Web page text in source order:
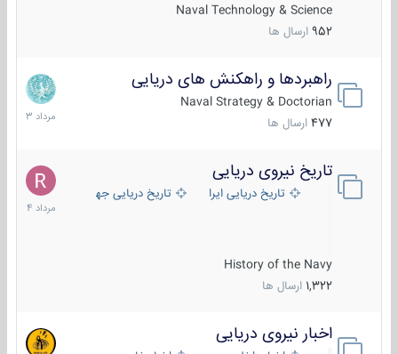
Naval Technology & Science
952 ارسال ها
راهبردها و راهکنش های دریایی
Naval Strategy & Doctorian
477 ارسال ها
2
مرداد
1403
تاریخ نیروی دریایی
تاریخ دریایی ایران تاریخ دریایی جهان
History of the Navy
1,322 ارسال ها
16
مرداد
1404
اخبار نیروی دریایی
27